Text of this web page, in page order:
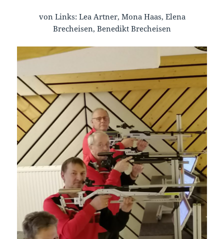
von Links: Lea Artner, Mona Haas, Elena
Brecheisen, Benedikt Brecheisen